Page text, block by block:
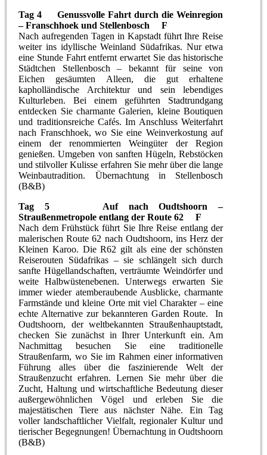
Tag 4 Genussvolle Fahrt durch die Weinregion
– Franschhoek und Stellenbosch F
Nach aufregenden Tagen in Kapstadt führt Ihre Reise
weiter ins idyllische Weinland Südafrikas. Nur etwa
eine Stunde Fahrt entfernt erwartet Sie das historische
Städtchen Stellenbosch – bekannt für seine von
Eichen gesäumten Alleen, die gut erhaltene
kapholländische Architektur und sein lebendiges
Kulturleben. Bei einem geführten Stadtrundgang
entdecken Sie charmante Galerien, kleine Boutiquen
und traditionsreiche Cafés. Im Anschluss Weiterfahrt
nach Franschhoek, wo Sie eine Weinverkostung auf
einem der renommierten Weingüter der Region
genießen. Umgeben von sanften Hügeln, Rebstöcken
und stilvoller Kulisse erfahren Sie mehr über die lange
Weinbautradition. Übernachtung in Stellenbosch
(B&B)
Tag 5 Auf nach Oudtshoorn –
Straußenmetropole entlang der Route 62 F
Nach dem Frühstück führt Sie Ihre Reise entlang der
malerischen Route 62 nach Oudtshoorn, ins Herz der
Kleinen Karoo. Die R62 gilt als eine der schönsten
Reiserouten Südafrikas – sie schlängelt sich durch
sanfte Hügellandschaften, verträumte Weindörfer und
weite Halbwüstenebenen. Unterwegs erwarten Sie
immer wieder atemberaubende Ausblicke, charmante
Farmstände und kleine Orte mit viel Charakter – eine
echte Alternative zur bekannteren Garden Route. In
Oudtshoorn, der weltbekannten Straußenhauptstadt,
checken Sie zunächst in Ihrer Unterkunft ein. Am
Nachmittag besuchen Sie eine traditionelle
Straußenfarm, wo Sie im Rahmen einer informativen
Führung alles über die faszinierende Welt der
Straußenzucht erfahren. Lernen Sie mehr über die
Zucht, Haltung und wirtschaftliche Bedeutung dieser
außergewöhnlichen Vögel und erleben Sie die
majestätischen Tiere aus nächster Nähe. Ein Tag
voller landschaftlicher Vielfalt, regionaler Kultur und
tierischer Begegnungen! Übernachtung in Oudtshoorn
(B&B)